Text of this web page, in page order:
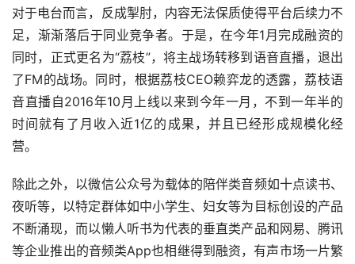
对于电台而言，反成掣肘，内容无法保质使得平台后续力不
足，渐渐落后于同业竞争者。于是，在今年1月完成融资的
同时，正式更名为“荔枝”，将主战场转移到语音直播，退出
了FM的战场。同时，根据荔枝CEO赖弈龙的透露，荔枝语
音直播自2016年10月上线以来到今年一月，不到一年半的
时间就有了月收入近1亿的成果，并且已经形成规模化经
营。
除此之外，以微信公众号为载体的陪伴类音频如十点读书、
夜听等，以特定群体如中小学生、妇女等为目标创设的产品
不断涌现，而以懒人听书为代表的垂直类产品和网易、腾讯
等企业推出的音频类App也相继得到融资，有声市场一片繁